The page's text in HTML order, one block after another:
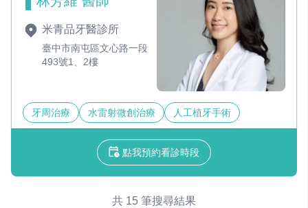
米青品牙醫診所
臺中市南屯區文心路一段
493號1、2樓
牙周治療 水雷射微創治療 人工植牙手術
點我預約看診時段
共 15 筆搜尋結果